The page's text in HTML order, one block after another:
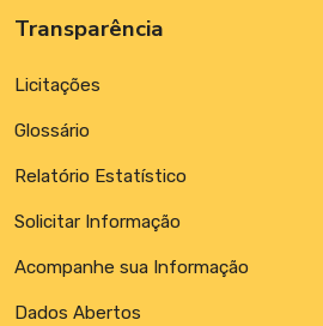
Transparência
Licitações
Glossário
Relatório Estatístico
Solicitar Informação
Acompanhe sua Informação
Dados Abertos